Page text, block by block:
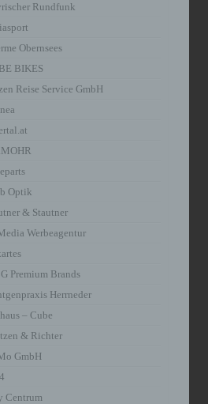
Rundfunk
Obernsees
BIKES
Reise Service GmbH
Optik
& Stautner
Werbeagentur
Premium Brands
Herrneder
– Cube
& Richter
GmbH
Centrum